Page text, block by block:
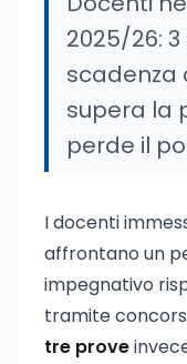
2025/26:
scadenza
supera la
perde il
I docenti
affrontano un
impegnativo
tramite
tre prove